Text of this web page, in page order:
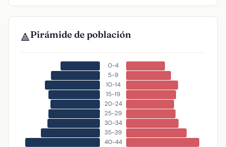
🔺Pirámide de población
0-4
5-9
10-14
15-19
20-24
25-29
30-34
35-39
40-44